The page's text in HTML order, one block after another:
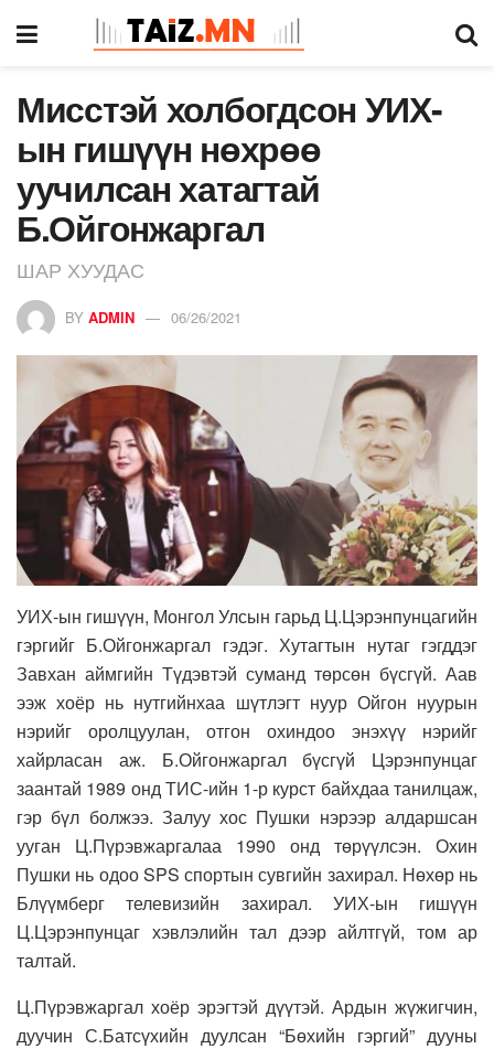
Мисстэй холбогдсон УИХ-
ын гишүүн нөхрөө
уучилсан хатагтай
Б.Ойгонжаргал
ШАР ХУУДАС
BY ADMIN 06/26/2021
УИХ-ын гишүүн, Монгол Улсын гарьд Ц.Цэрэнпунцагийн
гэргийг Б.Ойгонжаргал гэдэг. Хутагтын нутаг гэгддэг
Завхан аймгийн Түдэвтэй суманд төрсөн бүсгүй. Аав
ээж хоёр нь нутгийнхаа шүтлэгт нуур Ойгон нуурын
нэрийг оролцуулан, отгон охиндоо энэхүү нэрийг
хайрласан аж. Б.Ойгонжаргал бүсгүй Цэрэнпунцаг
заантай 1989 онд ТИС-ийн 1-р курст байхдаа танилцаж,
гэр бүл болжээ. Залуу хос Пушки нэрээр алдаршсан
ууган Ц.Пүрэвжаргалаа 1990 онд төрүүлсэн. Охин
Пушки нь одоо SPS спортын сувгийн захирал. Нөхөр нь
Блүүмберг телевизийн захирал. УИХ-ын гишүүн
Ц.Цэрэнпунцаг хэвлэлийн тал дээр айлтгүй, том ар
талтай.
Ц.Пүрэвжаргал хоёр эрэгтэй дүүтэй. Ардын жүжигчин,
дуучин С.Батсүхийн дуулсан “Бөхийн гэргий” дууны